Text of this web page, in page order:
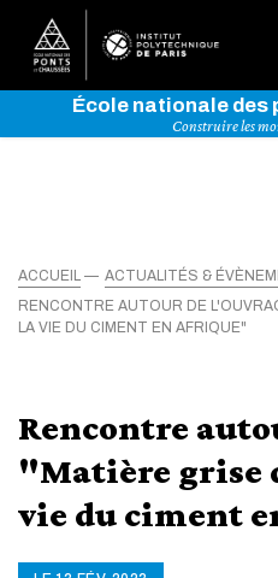
École nationale des
Construire les
ACCUEIL
ACTUALITÉS &
RENCONTRE AUTOUR DE
LA VIE DU CIMENT EN AFRIQUE"
Rencontre
"Matière grise
vie du ciment